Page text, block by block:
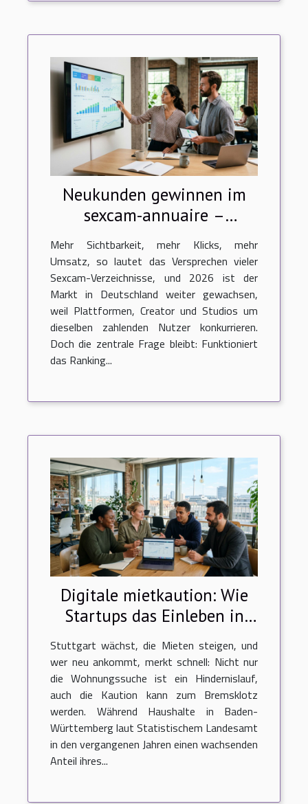
Neukunden gewinnen im
sexcam-annuaire –
funktioniert das ranking?
Mehr Sichtbarkeit, mehr Klicks, mehr
Umsatz, so lautet das Versprechen vieler
Sexcam-Verzeichnisse, und 2026 ist der
Markt in Deutschland weiter gewachsen,
weil Plattformen, Creator und Studios um
dieselben zahlenden Nutzer konkurrieren.
Doch die zentrale Frage bleibt: Funktioniert
das Ranking...
Digitale mietkaution: Wie
Startups das Einleben in
Stuttgart verändern
Stuttgart wächst, die Mieten steigen, und
wer neu ankommt, merkt schnell: Nicht nur
die Wohnungssuche ist ein Hindernislauf,
auch die Kaution kann zum Bremsklotz
werden. Während Haushalte in Baden-
Württemberg laut Statistischem Landesamt
in den vergangenen Jahren einen wachsenden
Anteil ihres...